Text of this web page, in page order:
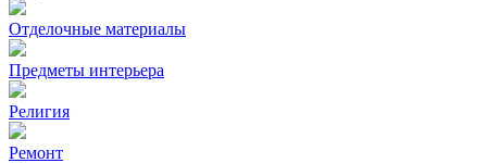
Отделочные материалы
Предметы интерьера
Религия
Ремонт